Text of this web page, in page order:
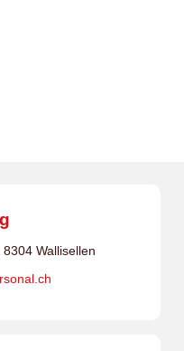
Wallisellen